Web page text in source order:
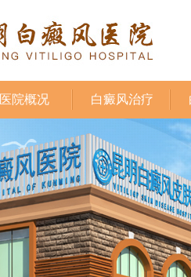
医院概况 白癜风治疗